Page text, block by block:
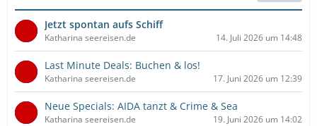
Jetzt spontan aufs Schiff
Katharina seereisen.de 14. Juli 2026 um 14:48
Last Minute Deals: Buchen & los!
Katharina seereisen.de 17. Juni 2026 um 12:39
Neue Specials: AIDA tanzt & Crime & Sea
Katharina seereisen.de 19. Juni 2026 um 14:02